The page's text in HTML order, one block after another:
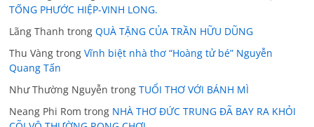
TỐNG PHƯỚC HIỆP-VINH LONG.
Lãng Thanh trongQUÀ TẶNG CỦA TRẦN HỮU DŨNG
Thu Vàng trongVĩnh biệt nhà thơ “Hoàng tử bé” Nguyễn
Quang Tấn
Như Thường Nguyễn trongTUỔI THƠ VỚI BÁNH MÌ
Neang Phi Rom trong NHÀ THƠ ĐỨC TRUNG ĐÃ BAY RA KHỎI